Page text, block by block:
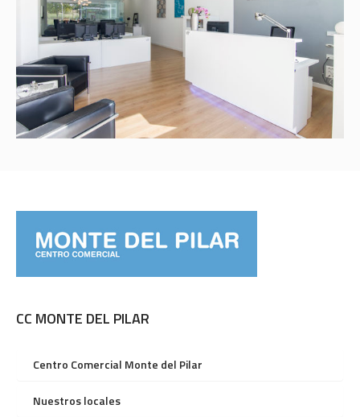
CC MONTE DEL PILAR
Centro Comercial Monte del Pilar
Nuestros locales